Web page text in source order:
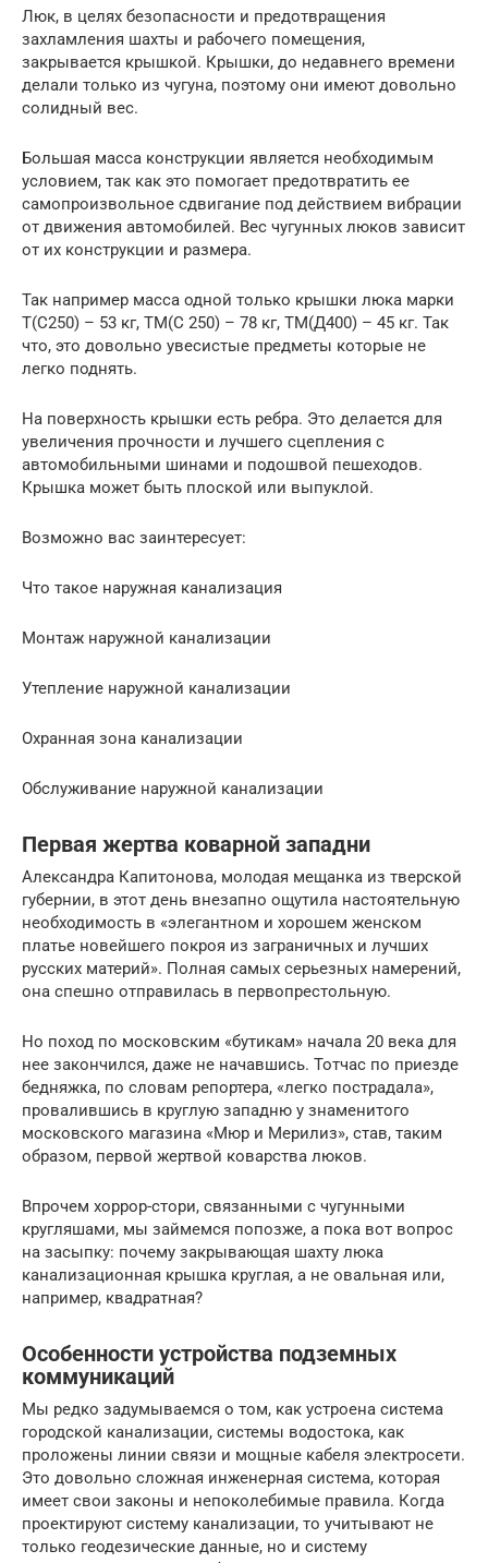
Люк, в целях безопасности и предотвращения
захламления шахты и рабочего помещения,
закрывается крышкой. Крышки, до недавнего времени
делали только из чугуна, поэтому они имеют довольно
солидный вес.
Большая масса конструкции является необходимым
условием, так как это помогает предотвратить ее
самопроизвольное сдвигание под действием вибрации
от движения автомобилей. Вес чугунных люков зависит
от их конструкции и размера.
Так например масса одной только крышки люка марки
Т(С250) – 53 кг, ТМ(С 250) – 78 кг, ТМ(Д400) – 45 кг. Так
что, это довольно увесистые предметы которые не
легко поднять.
На поверхность крышки есть ребра. Это делается для
увеличения прочности и лучшего сцепления с
автомобильными шинами и подошвой пешеходов.
Крышка может быть плоской или выпуклой.
Возможно вас заинтересует:
Что такое наружная канализация
Монтаж наружной канализации
Утепление наружной канализации
Охранная зона канализации
Обслуживание наружной канализации
Первая жертва коварной западни
Александра Капитонова, молодая мещанка из тверской
губернии, в этот день внезапно ощутила настоятельную
необходимость в «элегантном и хорошем женском
платье новейшего покроя из заграничных и лучших
русских материй». Полная самых серьезных намерений,
она спешно отправилась в первопрестольную.
Но поход по московским «бутикам» начала 20 века для
нее закончился, даже не начавшись. Тотчас по приезде
бедняжка, по словам репортера, «легко пострадала»,
провалившись в круглую западню у знаменитого
московского магазина «Мюр и Мерилиз», став, таким
образом, первой жертвой коварства люков.
Впрочем хоррор-стори, связанными с чугунными
кругляшами, мы займемся попозже, а пока вот вопрос
на засыпку: почему закрывающая шахту люка
канализационная крышка круглая, а не овальная или,
например, квадратная?
Особенности устройства подземных
коммуникаций
Мы редко задумываемся о том, как устроена система
городской канализации, системы водостока, как
проложены линии связи и мощные кабеля электросети.
Это довольно сложная инженерная система, которая
имеет свои законы и непоколебимые правила. Когда
проектируют систему канализации, то учитывают не
только геодезические данные, но и систему